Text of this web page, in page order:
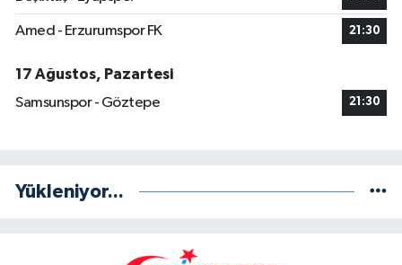
Amed - Erzurumspor FK 21:30
17 Ağustos, Pazartesi
Samsunspor - Göztepe
21:30
Yükleniyor...